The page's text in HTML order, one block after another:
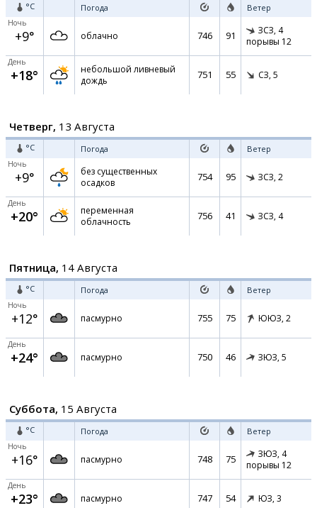
°C Погода Ветер
Ночь
+9° облачно 746 91 ЗСЗ, 4
порывы 12
День
+18°
небольшой ливневый
дождь
751 55 СЗ, 5
Четверг, 13 Августа
°C Погода Ветер
Ночь
+9°
без существенных
осадков
754 95 ЗСЗ, 2
День
+20°
переменная
облачность
756 41 ЗСЗ, 4
Пятница, 14 Августа
°C Погода Ветер
Ночь
+12° пасмурно 755 75 ЮЮЗ, 2
День
+24° пасмурно 750 46 ЗЮЗ, 5
Суббота, 15 Августа
°C Погода Ветер
Ночь
+16° пасмурно 748 75 ЗЮЗ, 4
порывы 12
День
+23° пасмурно 747 54 ЮЗ, 3